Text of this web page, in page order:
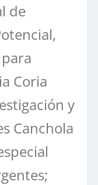
de
Coria
y
Canchola